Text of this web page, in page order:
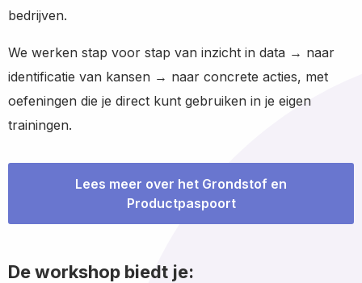
bedrijven.
We werken stap voor stap van inzicht in data → naar
identificatie van kansen → naar concrete acties, met
oefeningen die je direct kunt gebruiken in je eigen
trainingen.
Lees meer over het Grondstof en
Productpaspoort
De workshop biedt je: